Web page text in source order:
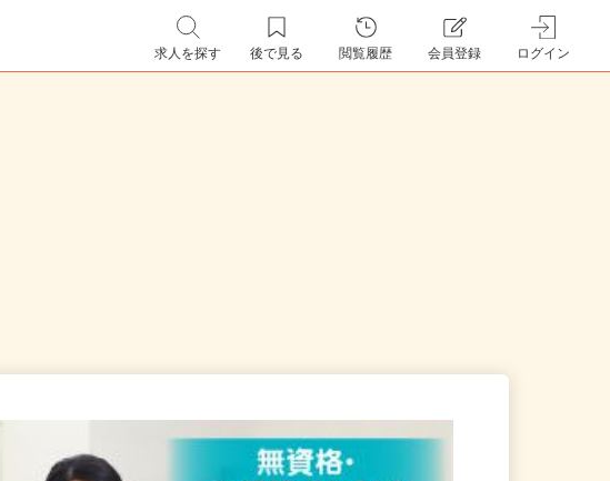
求人を探す 後で見る 閲覧履歴 会員登録 ログイン